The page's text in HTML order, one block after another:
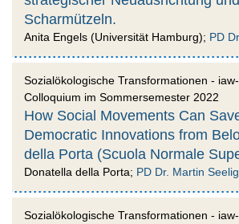
Scharmützeln.
Anita Engels (Universität Hamburg); PD
Sozialökologische Transformationen - iaw-
Colloquium im Sommersemester 2022
How Social Movements Can
Democratic Innovations from
della Porta (Scuola Normale
Donatella della Porta; PD Dr. Martin
Sozialökologische Transformationen - iaw-